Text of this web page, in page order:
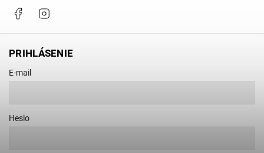
Facebook
PRIHLÁSENIE
E-mail
Heslo